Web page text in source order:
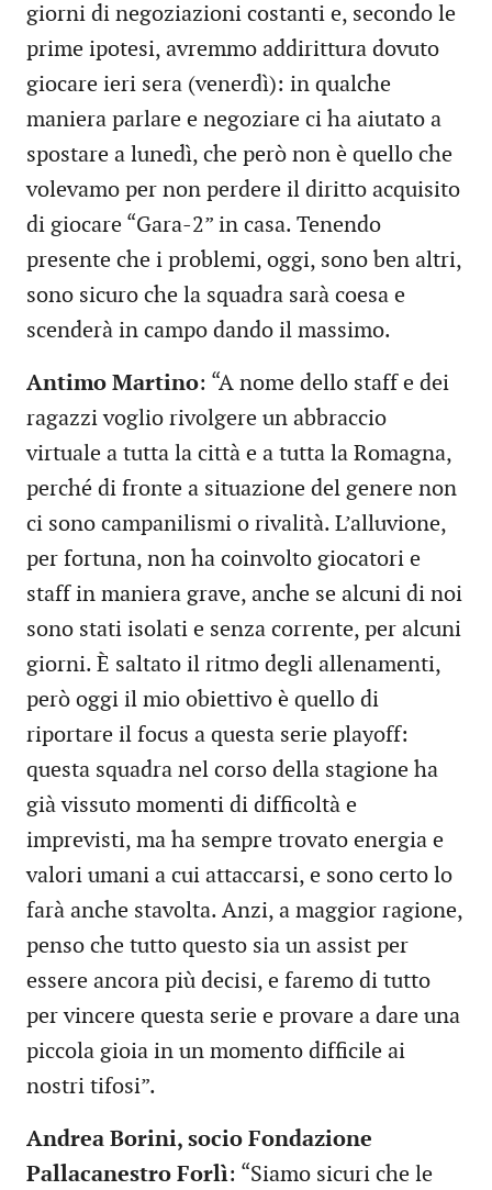
giorni di negoziazioni costanti e, secondo le
prime ipotesi, avremmo addirittura dovuto
giocare ieri sera (venerdì): in qualche
maniera parlare e negoziare ci ha aiutato a
spostare a lunedì, che però non è quello che
volevamo per non perdere il diritto acquisito
di giocare “Gara-2” in casa. Tenendo
presente che i problemi, oggi, sono ben altri,
sono sicuro che la squadra sarà coesa e
scenderà in campo dando il massimo.
Antimo Martino: “A nome dello staff e dei
ragazzi voglio rivolgere un abbraccio
virtuale a tutta la città e a tutta la Romagna,
perché di fronte a situazione del genere non
ci sono campanilismi o rivalità. L’alluvione,
per fortuna, non ha coinvolto giocatori e
staff in maniera grave, anche se alcuni di noi
sono stati isolati e senza corrente, per alcuni
giorni. È saltato il ritmo degli allenamenti,
però oggi il mio obiettivo è quello di
riportare il focus a questa serie playoff:
questa squadra nel corso della stagione ha
già vissuto momenti di difficoltà e
imprevisti, ma ha sempre trovato energia e
valori umani a cui attaccarsi, e sono certo lo
farà anche stavolta. Anzi, a maggior ragione,
penso che tutto questo sia un assist per
essere ancora più decisi, e faremo di tutto
per vincere questa serie e provare a dare una
piccola gioia in un momento difficile ai
nostri tifosi”.
Andrea Borini, socio Fondazione
Pallacanestro Forlì: “Siamo sicuri che le